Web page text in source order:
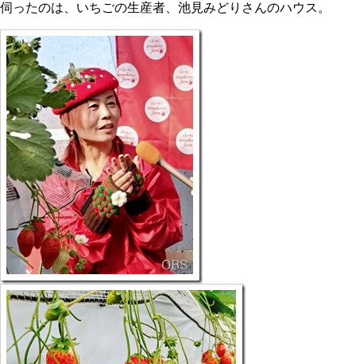
伺ったのは、いちごの生産者、池見みどりさんのハウス。